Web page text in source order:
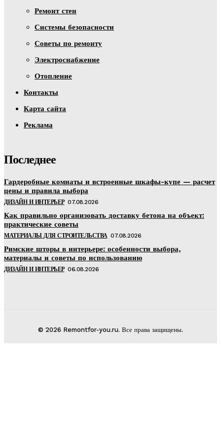
Ремонт стен
Системы безопасности
Советы по ремонту
Электроснабжение
Отопление
Контакты
Карта сайта
Реклама
Последнее
Гардеробные комнаты и встроенные шкафы-купе — расчет
цены и правила выбора
ДИЗАЙН И ИНТЕРЬЕР 07.08.2026
Как правильно организовать доставку бетона на объект:
практические советы
МАТЕРИАЛЫ ДЛЯ СТРОИТЕЛЬСТВА 07.08.2026
Римские шторы в интерьере: особенности выбора,
материалы и советы по использованию
ДИЗАЙН И ИНТЕРЬЕР 06.08.2026
© 2026 Remontfor-you.ru. Все права защищены.